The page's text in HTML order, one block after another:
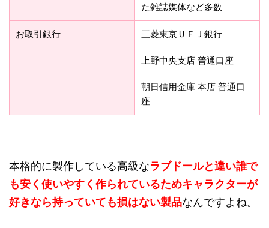
た雑誌媒体など多数
お取引銀行 三菱東京ＵＦＪ銀行
上野中央支店 普通口座
朝日信用金庫 本店 普通口
座
本格的に製作している高級なラブドールと違い誰で
も安く使いやすく作られているためキャラクターが
好きなら持っていても損はない製品なんですよね。